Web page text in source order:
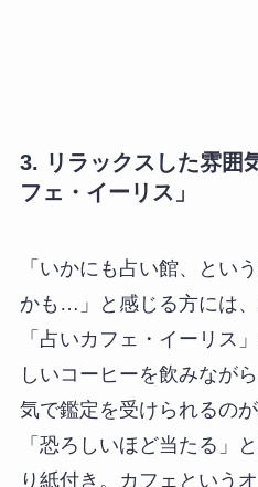
3. リラックスした雰囲
フェ・イーリス」
「いかにも占い館、とい
かも…」と感じる方には
「占いカフェ・イーリス
しいコーヒーを飲みなが
気で鑑定を受けられるの
「恐ろしいほど当たる」
り紙付き。カフェという